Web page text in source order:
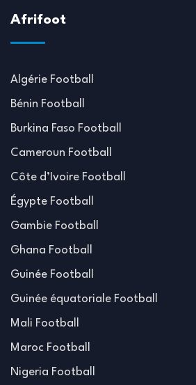
Afrifoot
Algérie Football
Bénin Football
Burkina Faso Football
Cameroun Football
Côte d’Ivoire Football
Égypte Football
Gambie Football
Ghana Football
Guinée Football
Guinée équatoriale Football
Mali Football
Maroc Football
Nigeria Football